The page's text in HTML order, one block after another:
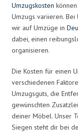
Umzugskosten
Umzugs variieren.
wir auf Umzüge in
dabei, einen
organisieren.
Die Kosten für einen
verschiedenen
Umzugsguts, die
gewünschten
deiner Möbel. Unser
Siegen steht dir bei